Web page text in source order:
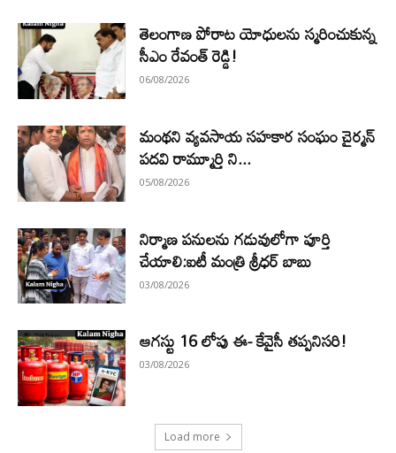
తెలంగాణ పోరాట యోధులను స్మరించుకున్న
సీఎం రేవంత్ రెడ్డి!
06/08/2026
మంథని వ్యవసాయ సహకార సంఘం చైర్మన్
పదవి రామ్మూర్తి ని...
05/08/2026
నిర్మాణ పనులను గడువులోగా పూర్తి
చేయాలి:ఐటీ మంత్రి శ్రీధర్ బాబు
03/08/2026
ఆగస్టు 16 లోపు ఈ- కేవైసీ తప్పనిసరి!
03/08/2026
Load more